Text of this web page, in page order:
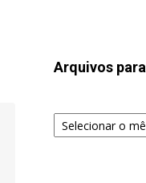
Arquivos
Arquivos
para